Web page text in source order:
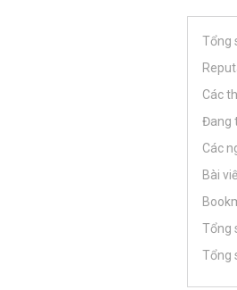
Tổng
Các
Đang
Các
Bài
Tổng
Tổng